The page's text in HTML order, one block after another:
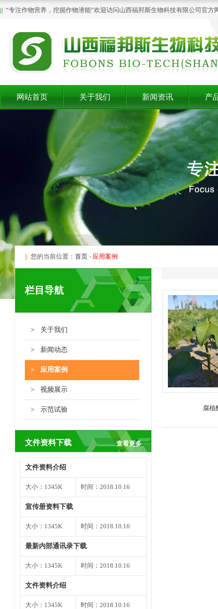
|| “专注作物营养，挖掘作物潜能”欢迎访问山西福邦斯生物科技有限公司官
网站首页 关于我们 新闻资讯 产
|| 您的当前位置： 首页 - 应用案例
栏目导航
> 关于我们
> 新闻动态
> 应用案例
> 视频展示
> 示范试验
文件资料下载 查看更多
文件资料介绍
大小：1345K 时间：2018.10.16
宣传册资料下载
大小：1345K 时间：2018.10.16
最新内部通讯录下载
大小：1345K 时间：2018.10.16
文件资料介绍
大小：1345K 时间：2018.10.16
腐植